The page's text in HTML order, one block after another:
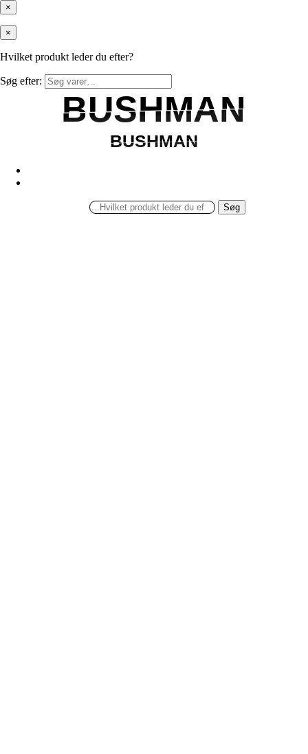
×
×
Hvilket produkt leder du efter?
Søg efter:
BUSHMAN
BUSHMAN
BUSHMAN
BUSHMAN
Søg